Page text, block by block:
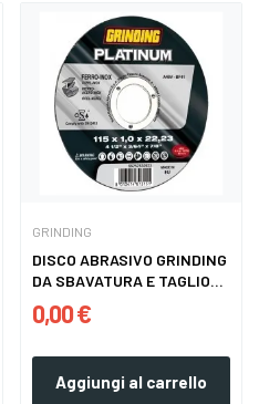
GRINDING
DISCO ABRASIVO GRINDING
DA SBAVATURA E TAGLIO
E...
0,00 €
Aggiungi al carrello